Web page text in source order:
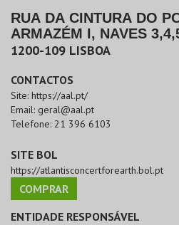
RUA DA CINTURA DO
ARMAZÉM I, NAVES
1200-109 LISBOA
CONTACTOS
Site: https://aal.pt/
Email: geral@aal.pt
Telefone: 21 396 6103
SITE BOL
https://atlantisconcertforearth.bol.pt
COMPRAR
ENTIDADE RESPONSÁVEL